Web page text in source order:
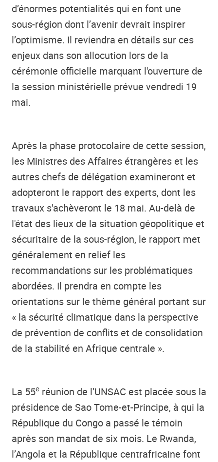
d’énormes potentialités qui en font une
sous-région dont l’avenir devrait inspirer
l’optimisme. Il reviendra en détails sur ces
enjeux dans son allocution lors de la
cérémonie officielle marquant l'ouverture de
la session ministérielle prévue vendredi 19
mai.
Après la phase protocolaire de cette session,
les Ministres des Affaires étrangères et les
autres chefs de délégation examineront et
adopteront le rapport des experts, dont les
travaux s'achèveront le 18 mai. Au-delà de
l'état des lieux de la situation géopolitique et
sécuritaire de la sous-région, le rapport met
généralement en relief les
recommandations sur les problématiques
abordées. Il prendra en compte les
orientations sur le thème général portant sur
« la sécurité climatique dans la perspective
de prévention de conflits et de consolidation
de la stabilité en Afrique centrale ».
La 55e réunion de l’UNSAC est placée sous la
présidence de Sao Tome-et-Principe, à qui la
République du Congo a passé le témoin
après son mandat de six mois. Le Rwanda,
l’Angola et la République centrafricaine font